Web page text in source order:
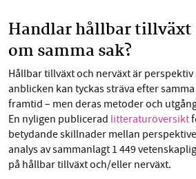
Handlar hållbar tillväxt
om samma sak?
Hållbar tillväxt och nerväxt är
anblicken kan tyckas sträva efter
framtid – men deras metoder och
En nyligen publicerad litteraturöversikt
betydande skillnader mellan
analys av sammanlagt 1 449
på hållbar tillväxt och/eller nerväxt.